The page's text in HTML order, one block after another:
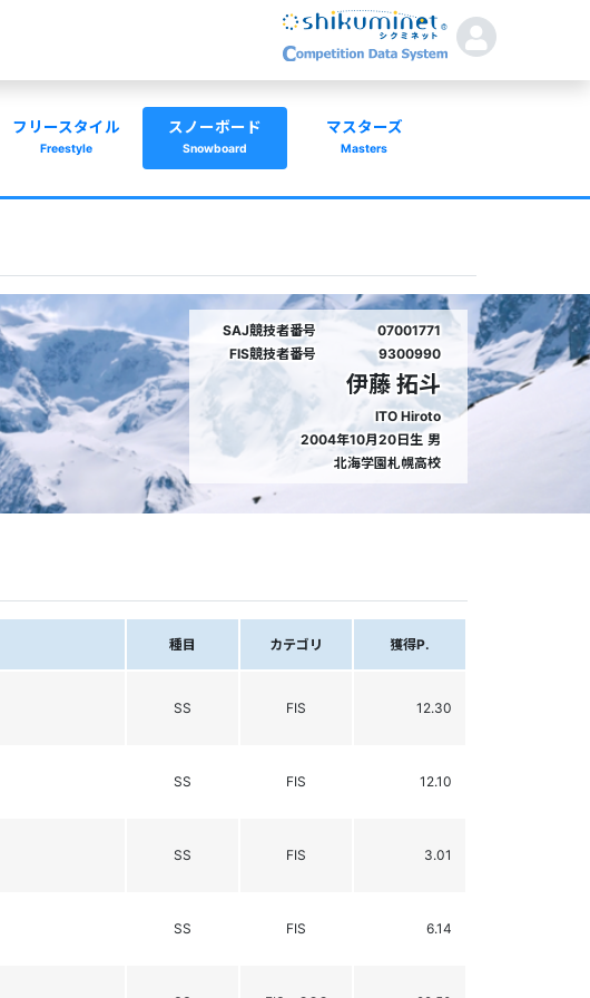
フリースタイル
Freestyle
スノーボード
Snowboard
マスターズ
Masters
SAJ競技者番号
07001771
FIS競技者番号
9300990
伊藤 拓斗
ITO Hiroto
2004年10月20日生 男
北海学園札幌高校
種目 カテゴリ 獲得P.
SS FIS 12.30
SS FIS 12.10
SS FIS 3.01
SS FIS 6.14